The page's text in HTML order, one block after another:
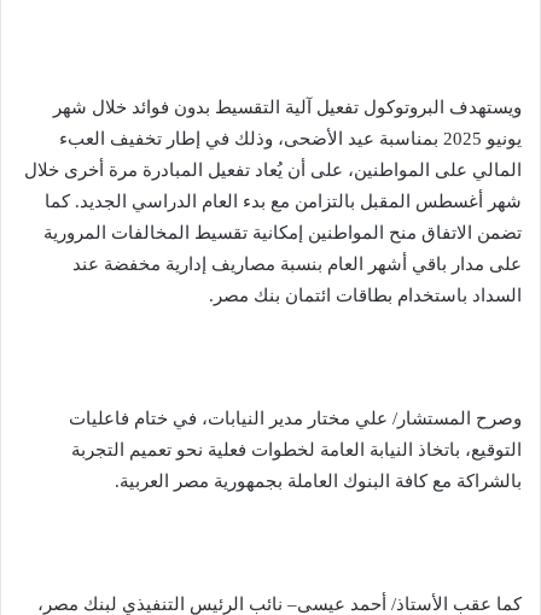
ويستهدف البروتوكول تفعيل آلية التقسيط بدون فوائد خلال شهر
يونيو 2025 بمناسبة عيد الأضحى، وذلك في إطار تخفيف العبء
المالي على المواطنين، على أن يُعاد تفعيل المبادرة مرة أخرى خلال
شهر أغسطس المقبل بالتزامن مع بدء العام الدراسي الجديد. كما
تضمن الاتفاق منح المواطنين إمكانية تقسيط المخالفات المرورية
على مدار باقي أشهر العام بنسبة مصاريف إدارية مخفضة عند
السداد باستخدام بطاقات ائتمان بنك مصر.
وصرح المستشار/ علي مختار مدير النيابات، في ختام فاعليات
التوقيع، باتخاذ النيابة العامة لخطوات فعلية نحو تعميم التجربة
بالشراكة مع كافة البنوك العاملة بجمهورية مصر العربية.
كما عقب الأستاذ/ أحمد عيسى– نائب الرئيس التنفيذي لبنك مصر،